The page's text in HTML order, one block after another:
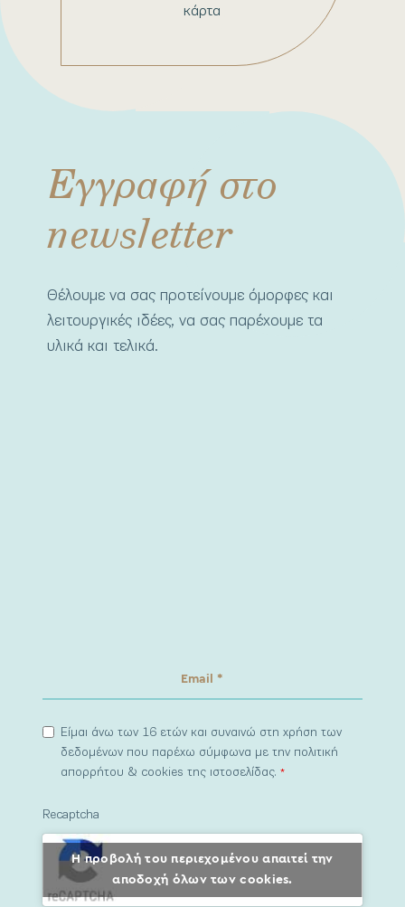
κάρτα
Εγγραφή στο
newsletter
Θέλουμε να σας προτείνουμε όμορφες και
λειτουργικές ιδέες, να σας παρέχουμε τα
υλικά και τελικά.
Είμαι άνω των 16 ετών και συναινώ στη χρήση των
δεδομένων που παρέχω σύμφωνα με την πολιτική
απορρήτου & cookies της ιστοσελίδας.*
Recaptcha
Η προβολή του περιεχομένου απαιτεί την
αποδοχή όλων των cookies.